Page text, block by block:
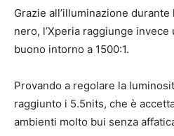
Grazie all’illuminazione
nero, l’Xperia raggiunge
buono intorno a 1500:1.
Provando a regolare la
raggiunto i 5.5nits, che è
ambienti molto bui senza